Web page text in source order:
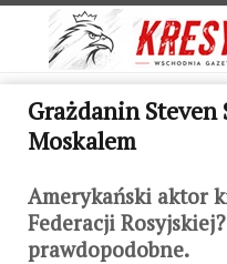
Grażdanin Steven
Moskalem
Amerykański aktor
Federacji
prawdopodobne.